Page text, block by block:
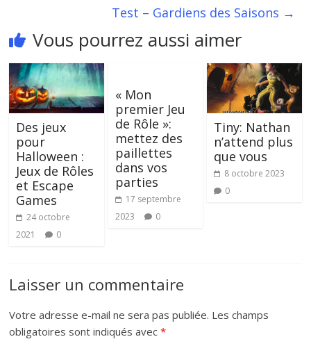
Test – Gardiens des Saisons →
Vous pourrez aussi aimer
Des jeux
pour
Halloween :
Jeux de Rôles
et Escape
Games
24 octobre
2021
0
« Mon
premier Jeu
de Rôle »:
mettez des
paillettes
dans vos
parties
17 septembre
2023
0
Tiny: Nathan
n’attend plus
que vous
8 octobre 2023
0
Laisser un commentaire
Votre adresse e-mail ne sera pas publiée. Les champs
obligatoires sont indiqués avec*